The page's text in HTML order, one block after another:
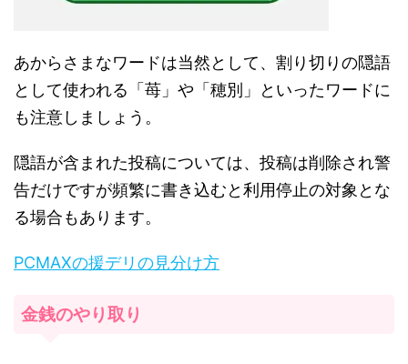
あからさまなワードは当然として、割り切りの隠語
として使われる「苺」や「穂別」といったワードに
も注意しましょう。
隠語が含まれた投稿については、投稿は削除され警
告だけですが頻繁に書き込むと利用停止の対象とな
る場合もあります。
PCMAXの援デリの見分け方
金銭のやり取り